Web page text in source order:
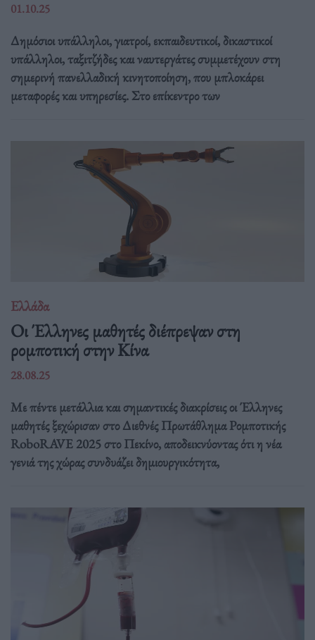
01.10.25
Δημόσιοι υπάλληλοι, γιατροί, εκπαιδευτικοί, δικαστικοί
υπάλληλοι, ταξιτζήδες και ναυτεργάτες συμμετέχουν στη
σημερινή πανελλαδική κινητοποίηση, που μπλοκάρει
μεταφορές και υπηρεσίες. Στο επίκεντρο των
Ελλάδα
Οι Έλληνες μαθητές διέπρεψαν στη
ρομποτική στην Κίνα
28.08.25
Με πέντε μετάλλια και σημαντικές διακρίσεις οι Έλληνες
μαθητές ξεχώρισαν στο Διεθνές Πρωτάθλημα Ρομποτικής
RoboRAVE 2025 στο Πεκίνο, αποδεικνύοντας ότι η νέα
γενιά της χώρας συνδυάζει δημιουργικότητα,